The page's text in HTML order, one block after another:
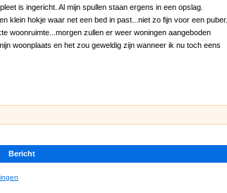
is ingericht. Al mijn spullen staan ergens in een opslag.
klein hokje waar net een bed in past...niet zo fijn voor een puber.
woonruimte...morgen zullen er weer woningen aangeboden
woonplaats en het zou geweldig zijn wanneer ik nu toch eens
Bericht